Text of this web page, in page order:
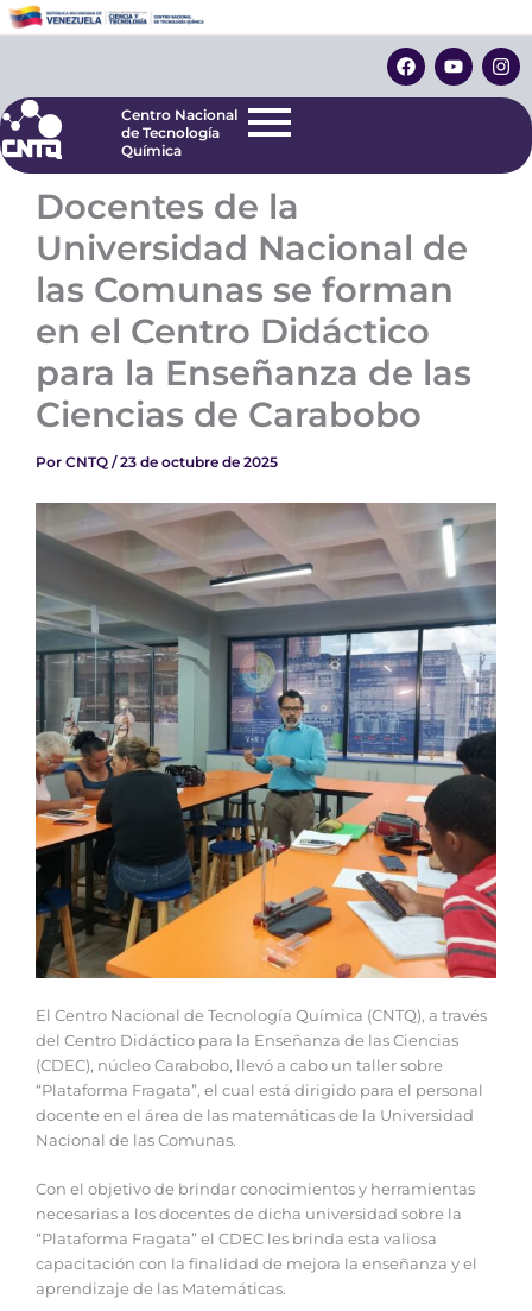
al
F
a
c
o
Y
o
u
e
I
n
s
r
Centro Nacional
de Tecnología
Centro Nacional
de Tecnología
Química
Docentes de la
Universidad Nacional de
las Comunas se forman
en el Centro Didáctico
para la Enseñanza de las
Ciencias de Carabobo
Por CNTQ /23 de octubre de 2025
El Centro Nacional de Tecnología Química (CNTQ), a través
del Centro Didáctico para la Enseñanza de las Ciencias
(CDEC), núcleo Carabobo, llevó a cabo un taller sobre
“Plataforma Fragata”, el cual está dirigido para el personal
docente en el área de las matemáticas de la Universidad
Nacional de las Comunas.
Con el objetivo de brindar conocimientos y herramientas
necesarias a los docentes de dicha universidad sobre la
“Plataforma Fragata” el CDEC les brinda esta valiosa
capacitación con la finalidad de mejora la enseñanza y el
aprendizaje de las Matemáticas.